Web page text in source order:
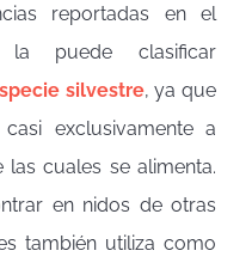
reportadas en el
la puede clasificar
silvestre, ya que
exclusivamente a
cuales se alimenta.
en nidos de otras
también utiliza como